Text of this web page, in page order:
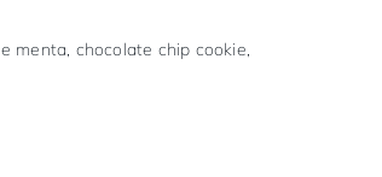
menta, chocolate chip cookie,